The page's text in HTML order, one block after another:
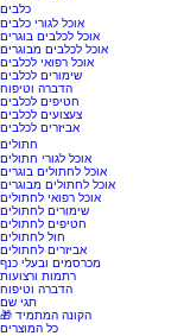
כלבים
אוכל לגורי כלבים
אוכל לכלבים בוגרים
אוכל לכלבים מבוגרים
אוכל רפואי לכלבים
שימורים לכלבים
הדברה וטיפוח
חטיפים לכלבים
צעצועים לכלבים
אביזרים לכלבים
חתולים
אוכל לגורי חתולים
אוכל לחתולים בוגרים
אוכל לחתולים מבוגרים
אוכל רפואי לחתולים
שימורים לחתולים
חטיפים לחתולים
חול לחתולים
אביזרים לחתולים
מכרסמים ובעלי כנף
רתמות ורצועות
הדברה וטיפוח
תגי שם
🎁 הקונה המתמיד
כל המוצרים